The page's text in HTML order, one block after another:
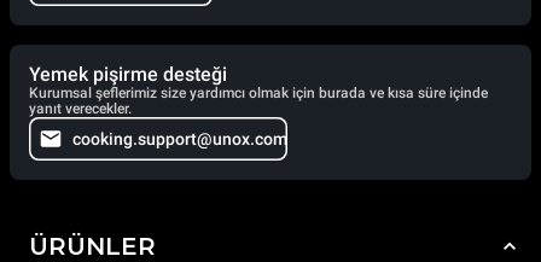
Yemek pişirme desteği
Kurumsal şeflerimiz size yardımcı olmak için burada ve kısa süre içinde
yanıt verecekler.
cooking.support@unox.com
ÜRÜNLER